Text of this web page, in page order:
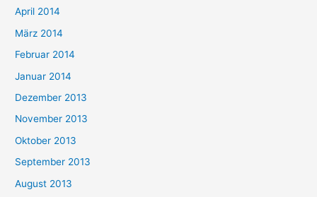
April 2014
März 2014
Februar 2014
Januar 2014
Dezember 2013
November 2013
Oktober 2013
September 2013
August 2013